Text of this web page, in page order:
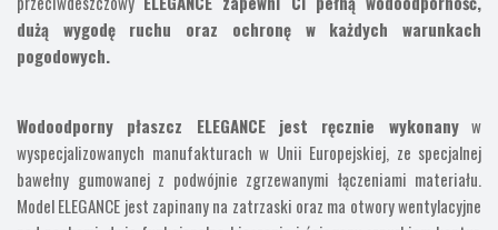
dużą wygodę ruchu oraz ochronę w każdych warunkach
pogodowych.
Wodoodporny płaszcz ELEGANCE jest ręcznie wykonanyw
wyspecjalizowanych manufakturach w Unii Europejskiej, ze specjalnej
bawełny gumowanej z podwójnie zgrzewanymi łączeniami materiału.
Model ELEGANCE jest zapinany na zatrzaski oraz ma otwory wentylacyjne